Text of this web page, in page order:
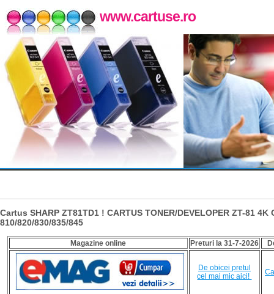
www.cartuse.ro
Cartus SHARP ZT81TD1 ! CARTUS TONER/DEVELOPER ZT-81 4K
810/820/830/835/845
Magazine online Preturi la 31-7-2026
De obicei pretul
cel mai mic aici!